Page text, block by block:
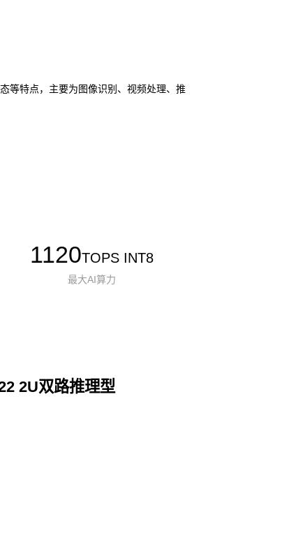
等特点，主要为图像识别、视频处理、推
1120TOPS INT8
最大AI算力
2U双路推理型